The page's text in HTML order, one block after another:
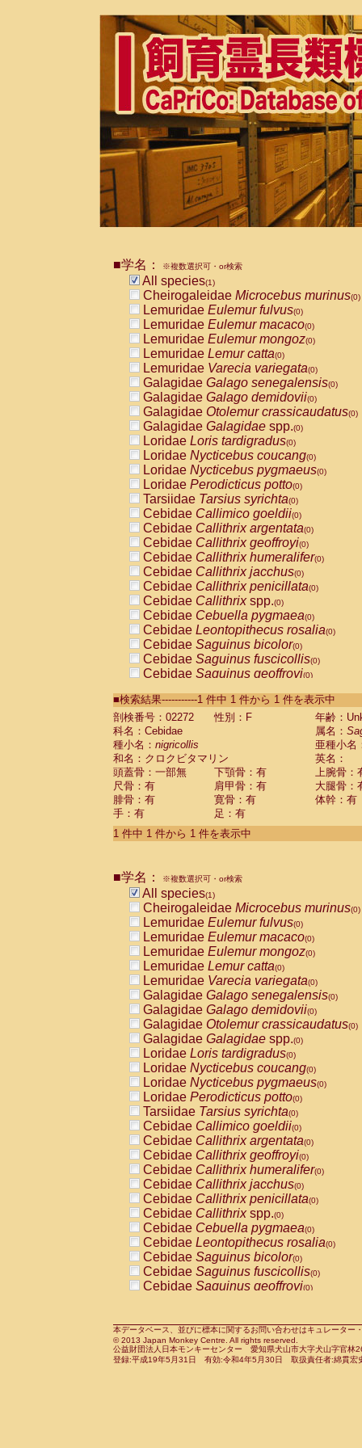
■学名： ※複数選択可・or検索
All species(1)
Cheirogaleidae Microcebus murinus(0)
Lemuridae Eulemur fulvus(0)
Lemuridae Eulemur macaco(0)
Lemuridae Eulemur mongoz(0)
Lemuridae Lemur catta(0)
Lemuridae Varecia variegata(0)
Galagidae Galago senegalensis(0)
Galagidae Galago demidovii(0)
Galagidae Otolemur crassicaudatus(0)
Galagidae Galagidae spp.(0)
Loridae Loris tardigradus(0)
Loridae Nycticebus coucang(0)
Loridae Nycticebus pygmaeus(0)
Loridae Perodicticus potto(0)
Tarsiidae Tarsius syrichta(0)
Cebidae Callimico goeldii(0)
Cebidae Callithrix argentata(0)
Cebidae Callithrix geoffroyi(0)
Cebidae Callithrix humeralifer(0)
Cebidae Callithrix jacchus(0)
Cebidae Callithrix penicillata(0)
Cebidae Callithrixspp.(0)
Cebidae Cebuella pygmaea(0)
Cebidae Leontopithecus rosalia(0)
Cebidae Saguinus bicolor(0)
Cebidae Saguinus fuscicollis(0)
Cebidae Saguinus geoffroyi(0)
CebidaeSaguinus labiatus(0)
Cebidae Saguinus leucopus (0)
Cebidae
CebidaeSaguinus mystax
CebidaeSaguinus nigricollis (1)
Cebidae Saguinus oedipus
Cebidae Saguinus weddelli
Cebidae Saguinusspp.
Cebidae Aotus trivirgatus
Cebidae Cebus albifrons
CebidaeCebus nigrivittatus
CebidaeCebus
CebidaeSaimiri boliviensis(0)
CebidaeSaimiri sciureus(0)
AtelidaeAlouatta caraya(0)
AtelidaeAlouatta fusca(0)
AtelidaeAlouatta seniculus
AtelidaeAlouattaspp.(0)
AtelidaeAteles belzebuth(0)
AtelidaeAteles geoffroyi(0)
AtelidaeAteles paniscus(0)
AtelidaeAtelesspp.(0)
Atelidae Lagothrix lagothricha
AtelidaeLagothrix lagothricha cana
PitheciidaeCacajao calvus
PitheciidaeCallicebus cupreus
PitheciidaeCallicebus donacophilus
PitheciidaeCallicebus moloch
PitheciidaeCallicebus torquatus
PitheciidaeCallicebusspp.(0)
PitheciidaeChiropotes satanas(0)
PitheciidaePithecia monachus
PitheciidaePithecia pithecia(0)
CercopithecidaeCercocebus agilis
CercopithecidaeCercocebus
CercopithecidaeCercocebus
CercopithecidaeCercocebus
CercopithecidaeCercocebus
CercopithecidaeCercocebushybrid
CercopithecidaePapio anubis(0)
CercopithecidaePapio cynocephalus
CercopithecidaePapio hamadryas(0)
■検索結果-----------1 件中 1 件から 1 件を表示中
剖検番号：02272
性別：F
年齢：
科名：Cebidae
属名：
種小名： nigricollis
亜種小名
和名：クロクビタマリン
英名：
頭蓋骨：一部無
下顎骨：有
上腕骨：
尺骨：有
肩甲骨：有
大腿骨：
腓骨：有
寛骨：有
体幹：有
手：有
足：有
1 件中 1 件から 1 件を表示中
■学名： ※複数選択可・or検索
All species(1)
Cheirogaleidae Microcebus murinus(0)
Lemuridae Eulemur fulvus(0)
Lemuridae Eulemur macaco(0)
Lemuridae Eulemur mongoz(0)
Lemuridae Lemur catta(0)
Lemuridae Varecia variegata(0)
Galagidae Galago senegalensis(0)
Galagidae Galago demidovii(0)
Galagidae Otolemur crassicaudatus(0)
Galagidae Galagidae spp.(0)
Loridae Loris tardigradus(0)
Loridae Nycticebus coucang(0)
Loridae Nycticebus pygmaeus(0)
Loridae Perodicticus potto(0)
Tarsiidae Tarsius syrichta(0)
Cebidae Callimico goeldii(0)
Cebidae Callithrix argentata(0)
Cebidae Callithrix geoffroyi(0)
Cebidae Callithrix humeralifer(0)
Cebidae Callithrix jacchus(0)
Cebidae Callithrix penicillata(0)
Cebidae Callithrixspp.(0)
Cebidae Cebuella pygmaea(0)
Cebidae Leontopithecus rosalia(0)
Cebidae Saguinus bicolor(0)
Cebidae Saguinus fuscicollis(0)
Cebidae Saguinus geoffroyi(0)
CebidaeSaguinus leucopus(0)
CebidaeSaguinus midas(0)
Cebidae Saguinus mystax(0)
本データベース、並びに標本に関するお問い合わせはキュレータ
© 2013 Japan Monkey Centre. All rights reserved.
公益財団法人日本モンキーセンター 愛知県犬山市大字犬山字官
登録:平成19年5月31日 有効:令和4年5月30日 取扱責任者:綿貫宏